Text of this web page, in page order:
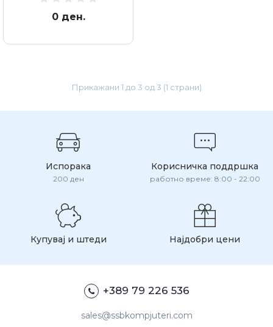
0 ден.
Прикажани 1 до 3 од 3 (1 страни)
Испорака
200 ден
Корисничка поддршка
работно време: 8:00 - 22:00
Купувај и штеди Најдобри цени
+389 79 226 536
sales@ssbkompjuteri.com